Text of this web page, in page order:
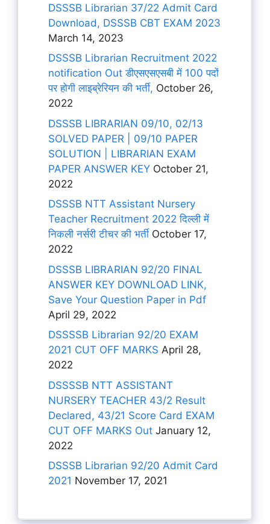
DSSSB Librarian 37/22 Admit Card
Download, DSSSB CBT EXAM 2023
March 14, 2023
DSSSB Librarian Recruitment 2022
notification Out डीएसएसएसबी में 100 पदों
पर होगी लाइब्रेरियन की भर्ती, October 26,
2022
DSSSB LIBRARIAN 09/10, 02/13
SOLVED PAPER | 09/10 PAPER
SOLUTION | LIBRARIAN EXAM
PAPER ANSWER KEY October 21,
2022
DSSSB NTT Assistant Nursery
Teacher Recruitment 2022 दिल्ली में
निकली नर्सरी टीचर की भर्ती October 17,
2022
DSSSB LIBRARIAN 92/20 FINAL
ANSWER KEY DOWNLOAD LINK,
Save Your Question Paper in Pdf
April 29, 2022
DSSSSB Librarian 92/20 EXAM
2021 CUT OFF MARKS April 28,
2022
DSSSSB NTT ASSISTANT
NURSERY TEACHER 43/2 Result
Declared, 43/21 Score Card EXAM
CUT OFF MARKS Out January 12,
2022
DSSSB Librarian 92/20 Admit Card
2021 November 17, 2021